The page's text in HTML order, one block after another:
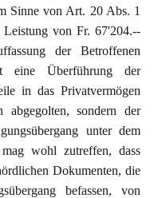
Sinne von Art. 20 Abs. 1
von Fr. 67'204.--
der Betroffenen
eine Überführung der
in das Privatvermögen
abgegolten, sondern der
unter dem
wohl zutreffen, dass
Dokumenten, die
befassen, von